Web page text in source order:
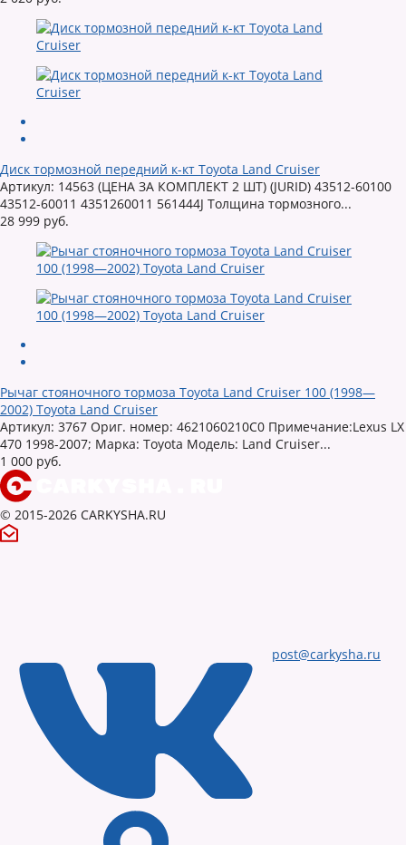
Диск тормозной передний к-кт Toyota Land Cruiser
Артикул: 14563 (ЦЕНА ЗА КОМПЛЕКТ 2 ШТ) (JURID) 43512-60100
43512-60011 4351260011 561444J Толщина тормозного...
28 999 руб.
Рычаг стояночного тормоза Toyota Land Cruiser 100 (1998—
2002) Toyota Land Cruiser
Артикул: 3767 Ориг. номер: 4621060210C0 Примечание:Lexus LX
470 1998-2007; Марка: Toyota Модель: Land Cruiser...
1 000 руб.
© 2015-2026 CARKYSHA.RU
post@carkysha.ru